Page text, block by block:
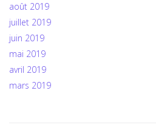
août 2019
juillet 2019
juin 2019
mai 2019
avril 2019
mars 2019